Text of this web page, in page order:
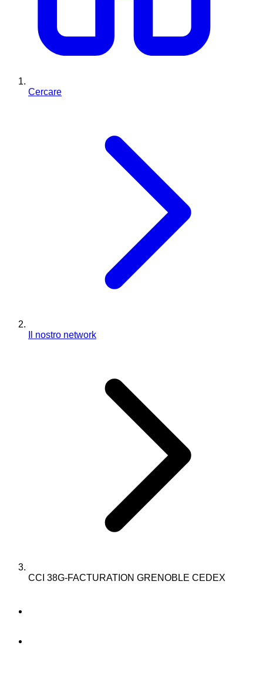
Cercare
Il nostro network
CCI 38G-FACTURATION GRENOBLE CEDEX